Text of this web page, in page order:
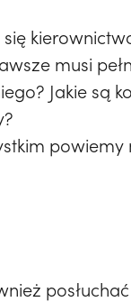
musi
Jakie są
powiemy